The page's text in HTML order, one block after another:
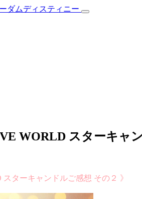
WORLD スターキャ
ターキャンドルご感想 その２ 》